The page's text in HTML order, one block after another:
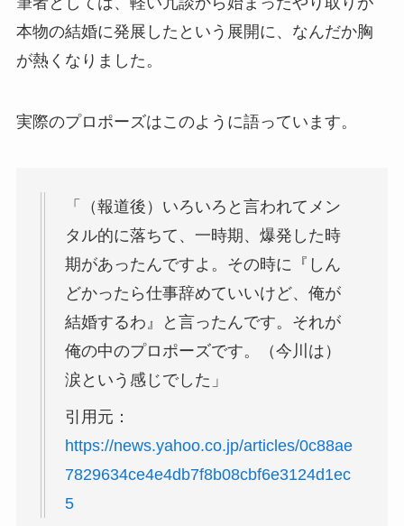
本物の結婚に発展したという展開に、なんだか胸
が熱くなりました。
実際のプロポーズはこのように語っています。
「（報道後）いろいろと言われてメン
タル的に落ちて、一時期、爆発した時
期があったんですよ。その時に『しん
どかったら仕事辞めていいけど、俺が
結婚するわ』と言ったんです。それが
俺の中のプロポーズです。（今川は）
涙という感じでした」
引用元：
https://news.yahoo.co.jp/articles/0c88ae
7829634ce4e4db7f8b08cbf6e3124d1ec
5